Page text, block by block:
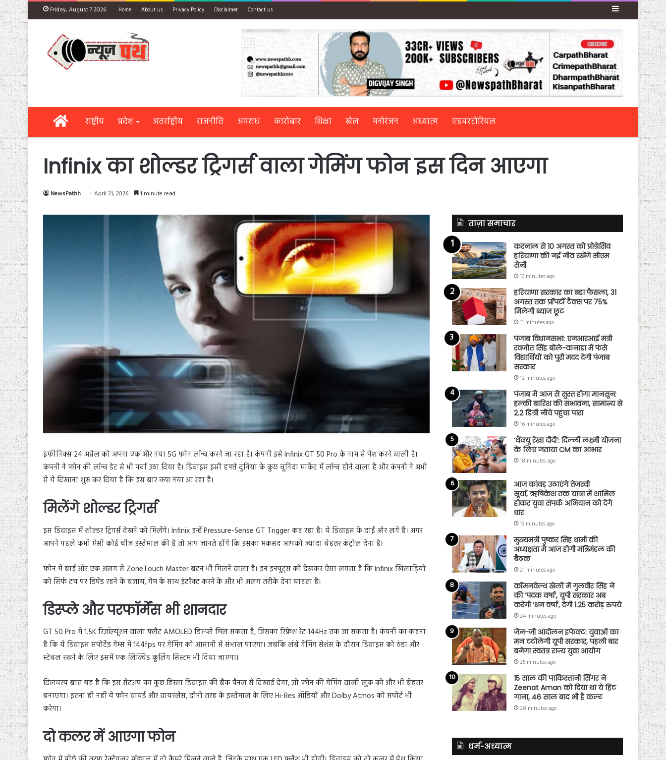
Friday, August 7 2026 Home About us Privacy Policy Disclaimer Contact us Sidebar
Homeराष्ट्रीय प्रदेश अंतर्राष्ट्रीय राजनीति अपराध कारोबार शिक्षा खेल मनोरंजन अध्यात्म एडवरटोरियल
Infinix का शोल्डर ट्रिगर्स वाला गेमिंग फोन इस दिन आएगा
NewsPathh April 21, 2026 1 minute read
इंफीनिक्स 24 अप्रैल को अपना एक और नया 5G फोन लॉन्च करने जा रहा है। कंपनी इसे Infinix GT 50 Pro के नाम से पेश करने वाली है।
कंपनी ने फोन की लॉन्च डेट से भी पर्दा उठा दिया है। डिवाइस इसी हफ्ते दुनिया के कुछ चुनिंदा मार्केट में लॉन्च होने वाला है और कंपनी ने अभी
से ये दिखाना शुरू कर दिया है कि इस बार क्या नया आ रहा है।
मिलेंगे शोल्डर ट्रिगर्स
इस डिवाइस में शोल्डर ट्रिगर्स देखने को मिलेंगे। Infinix इन्हें Pressure-Sense GT Trigger कह रहा है। ये डिवाइस के दाईं ओर लगे हैं। अगर
आपने पहले कभी ऐसी कोई चीज इस्तेमाल की है तो आप जानते होंगे कि इसका मकसद आपको ज्यादा बेहतर कंट्रोल देना है।
फोन में बाईं ओर एक अलग से ZoneTouch Master बटन भी मिलने वाला है। इन इनपुट्स को देखकर ऐसा लगता है कि Infinix खिलाड़ियों
को सिर्फ टच पर डिपेंड रहने के बजाय, गेम के साथ इंटरैक्ट करने के और भी अलग तरीके देना चाहता है।
डिस्प्ले और परफॉर्मेंस भी शानदार
GT 50 Pro में 1.5K रिज़ॉल्यूशन वाला फ्लैट AMOLED डिस्प्ले मिल सकता है, जिसका रिफ्रेश रेट 144Hz तक जा सकता है। कंपनी का कहना
है कि ये डिवाइस सपोर्टेड गेम्स में 144fps पर गेमिंग को आसानी से संभाल पाएगा। जबकि लंबे गेमिंग सेशंस के दौरान डिवाइस को ठंडा और
स्टेबल रखने के लिए इसमें एक लिक्विड कूलिंग सिस्टम भी दिया जाएगा।
दिलचस्प बात यह है कि इस सेटअप का कुछ हिस्सा डिवाइस की बैक पैनल से दिखाई देगा, जो फोन की गेमिंग वाली लुक को और भी बेहतर
बनाएगा। इतना ही नहीं ये फोन वायर्ड और वायरलेस, दोनों तरह के इस्तेमाल के लिए Hi-Res ऑडियो और Dolby Atmos को सपोर्ट भी
करेगा।
दो कलर में आएगा फोन
ताज़ा समाचार
करनाल से 10 अगस्त को प्रोग्रेसिव
हरियाणा की नई नींव रखेंगे सीएम
सैनी
10 minutes ago
हरियाणा सरकार का बड़ा फैसला, 31
अगस्त तक प्रॉपर्टी टैक्स पर 75%
मिलेगी ब्याज छूट
11 minutes ago
पंजाब विधानसभा: एनआरआई मंत्री
रवजोत सिंह बोले-कनाडा में फंसे
विद्यार्थियों को पूरी मदद देगी पंजाब
सरकार
12 minutes ago
पंजाब में आज से सुस्त होगा मानसून:
हल्की बारिश की संभावना, सामान्य से
2.2 डिग्री नीचे पहुंचा पारा
16 minutes ago
‘थैंक्यू रेखा दीदी’: दिल्ली लक्ष्मी योजना
के लिए जताया CM का आभार
18 minutes ago
आज कांवड़ उठाएंगे तेजस्वी
सूर्या, ऋषिकेश तक यात्रा में शामिल
होकर युवा संपर्क अभियान को देंगे
धार
19 minutes ago
मुख्यमंत्री पुष्कर सिंह धामी की
अध्यक्षता में आज होगी मंत्रिमंडल की
बैठक
21 minutes ago
कॉमनवेल्थ खेलों में गुलवीर सिंह ने
की ‘पदक वर्षा’, यूपी सरकार अब
करेगी ‘धन वर्षा’, देगी 1.25 करोड़ रुपये
24 minutes ago
जेन-जी आंदोलन इफेक्ट: युवाओं का
मन टटोलेगी यूपी सरकार, पहली बार
बनेगा स्वतंत्र राज्य युवा आयोग
25 minutes ago
15 साल की पाकिस्तानी सिंगर ने
Zeenat Aman को दिया था ये हिट
गाना, 46 साल बाद भी है कल्ट
28 minutes ago
धर्म-अध्यात्म